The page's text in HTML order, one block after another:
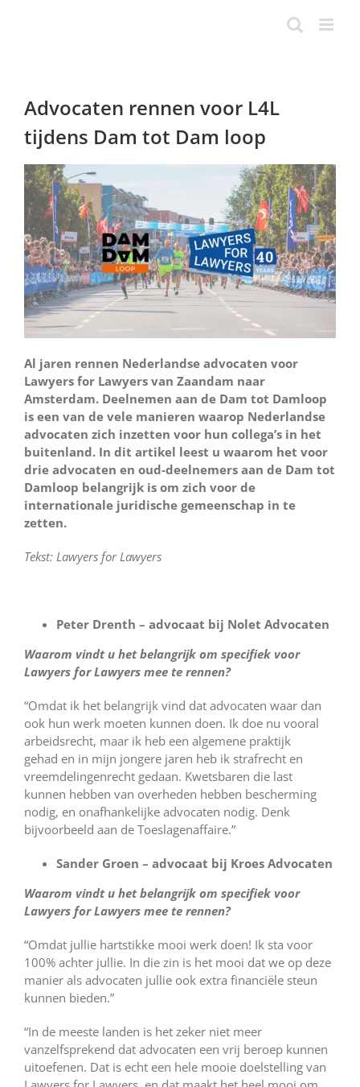
Advocaten rennen voor L4L
tijdens Dam tot Dam loop
Al jaren rennen Nederlandse advocaten voor
Lawyers for Lawyers van Zaandam naar
Amsterdam. Deelnemen aan de Dam tot Damloop
is een van de vele manieren waarop Nederlandse
advocaten zich inzetten voor hun collega’s in het
buitenland. In dit artikel leest u waarom het voor
drie advocaten en oud-deelnemers aan de Dam tot
Damloop belangrijk is om zich voor de
internationale juridische gemeenschap in te
zetten.
Tekst: Lawyers for Lawyers
Peter Drenth – advocaat bij Nolet Advocaten
Waarom vindt u het belangrijk om specifiek voor
Lawyers for Lawyers mee te rennen?
“Omdat ik het belangrijk vind dat advocaten waar dan
ook hun werk moeten kunnen doen. Ik doe nu vooral
arbeidsrecht, maar ik heb een algemene praktijk
gehad en in mijn jongere jaren heb ik strafrecht en
vreemdelingenrecht gedaan. Kwetsbaren die last
kunnen hebben van overheden hebben bescherming
nodig, en onafhankelijke advocaten nodig. Denk
bijvoorbeeld aan de Toeslagenaffaire.”
Sander Groen – advocaat bij Kroes Advocaten
Waarom vindt u het belangrijk om specifiek voor
Lawyers for Lawyers mee te rennen?
“Omdat jullie hartstikke mooi werk doen! Ik sta voor
100% achter jullie. In die zin is het mooi dat we op deze
manier als advocaten jullie ook extra financiële steun
kunnen bieden.”
“In de meeste landen is het zeker niet meer
vanzelfsprekend dat advocaten een vrij beroep kunnen
uitoefenen. Dat is echt een hele mooie doelstelling van